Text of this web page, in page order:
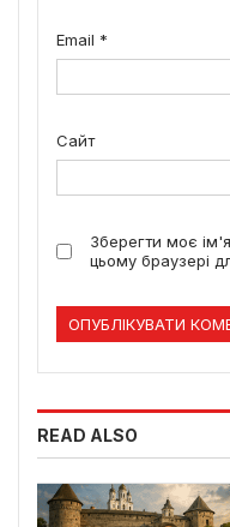
Email *
Сайт
Зберегти моє
цьому браузері
READ ALSO